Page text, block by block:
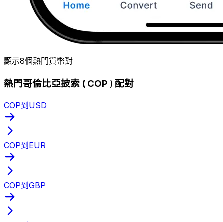
顯示8個熱門貨幣對
熱門哥倫比亞披索 ( COP ) 配對
COP到USD
COP到EUR
COP到GBP